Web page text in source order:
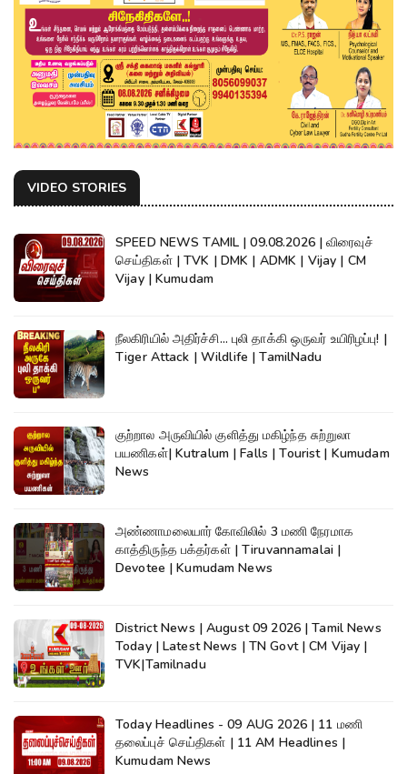
VIDEO STORIES
SPEED NEWS TAMIL | 09.08.2026 | விரைவுச்
செய்திகள் | TVK | DMK | ADMK | Vijay | CM
Vijay | Kumudam
நீலகிரியில் அதிர்ச்சி... புலி தாக்கி ஒருவர் உயிரிழப்பு! |
Tiger Attack | Wildlife | TamilNadu
குற்றால அருவியில் குளித்து மகிழ்ந்த சுற்றுலா
பயணிகள்| Kutralum | Falls | Tourist | Kumudam
News
அண்ணாமலையார் கோவிலில் 3 மணி நேரமாக
காத்திருந்த பக்தர்கள் | Tiruvannamalai |
Devotee | Kumudam News
District News | August 09 2026 | Tamil News
Today | Latest News | TN Govt | CM Vijay |
TVK|Tamilnadu
Today Headlines - 09 AUG 2026 | 11 மணி
தலைப்புச் செய்திகள் | 11 AM Headlines |
Kumudam News